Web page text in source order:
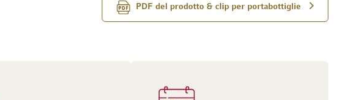
PDF del prodotto & clip per portabottiglie